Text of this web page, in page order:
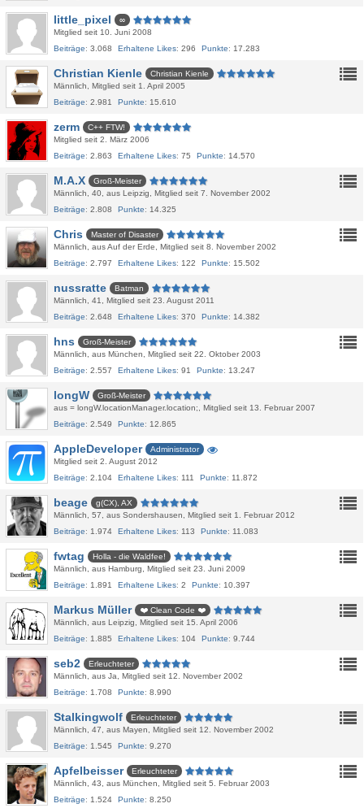
little_pixel
∞
Mitglied seit 10. Juni 2008
Beiträge
3.068 Erhaltene Likes 296 Punkte 17.283
Christian Kienle
Christian Kienle
Männlich
Mitglied seit 1. April 2005
Beiträge
2.981 Punkte 15.610
zerm
C++ FTW!
Mitglied seit 2. März 2006
Beiträge
2.863 Erhaltene Likes 75 Punkte 14.570
M.A.X
Groß-Meister
Männlich
40 aus Leipzig
Mitglied seit 7. November 2002
Beiträge
2.808 Punkte 14.325
Chris
Master of Disaster
Männlich
aus Auf der Erde
Mitglied seit 8. November 2002
Beiträge
2.797 Erhaltene Likes 122 Punkte 15.502
nussratte
Batman
Männlich
41
Mitglied seit 23. August 2011
Beiträge
2.648 Erhaltene Likes 370 Punkte 14.382
hns
Groß-Meister
Männlich
aus München
Mitglied seit 22. Oktober 2003
Beiträge
2.557 Erhaltene Likes 91 Punkte 13.247
longW
Groß-Meister
aus = longW.locationManager.location;
Mitglied seit 13. Februar 2007
Beiträge
2.549 Punkte 12.865
AppleDeveloper
Administrator
Mitglied seit 2. August 2012
Beiträge
2.104 Erhaltene Likes 111 Punkte 11.872
beage
g(CX), AX
Männlich
57 aus Sondershausen
Mitglied seit 1. Februar 2012
Beiträge
1.974 Erhaltene Likes 113 Punkte 11.083
fwtag
Holla - die Waldfee!
Männlich
aus Hamburg
Mitglied seit 23. Juni 2009
Beiträge
1.891 Erhaltene Likes 2 Punkte 10.397
Markus Müller
❤️ Clean Code ❤️
Männlich
aus Leipzig
Mitglied seit 15. April 2006
Beiträge
1.885 Erhaltene Likes 104 Punkte 9.744
seb2
Erleuchteter
Männlich
aus Ja
Mitglied seit 12. November 2002
Beiträge
1.708 Punkte 8.990
Stalkingwolf
Erleuchteter
Männlich
47 aus Mayen
Mitglied seit 12. November 2002
Beiträge
1.545 Punkte 9.270
Apfelbeisser
Erleuchteter
Männlich
43 aus München
Mitglied seit 5. Februar 2003
Beiträge
1.524 Punkte 8.250